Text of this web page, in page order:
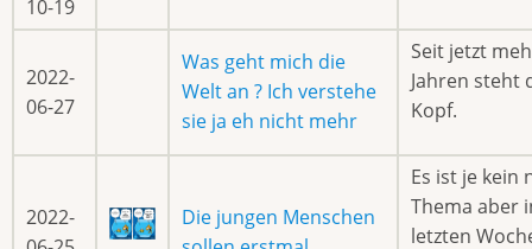
10-19
2022-
06-27
Was geht mich die
Welt an ? Ich verstehe
sie ja eh nicht mehr
Seit jetzt
Jahren steht
Kopf.
2022-
Die jungen Menschen
Es ist je kein
Thema aber
letzten